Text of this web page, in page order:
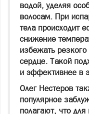
водой, уделяя
волосам. При
тела происходит
снижение
избежать
сердце. Такой
и эффективнее в
Олег Нестеров
популярное
полагают, что